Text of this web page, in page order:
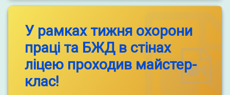
У рамках тижня охорони
праці та БЖД в стінах
ліцею проходив майстер-
клас!